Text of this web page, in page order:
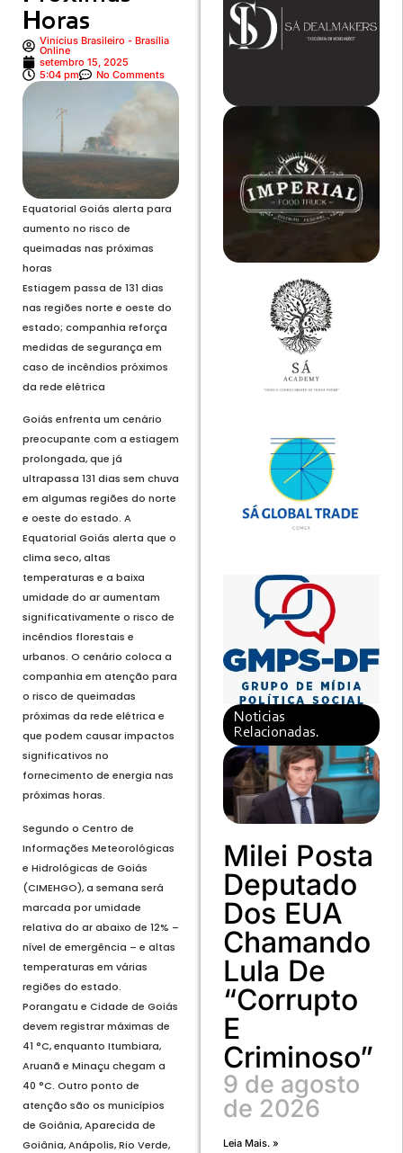
Horas
Vinícius Brasileiro - Brasília
Online
setembro 15, 2025
5:04 pm
No Comments
Equatorial Goiás alerta para
aumento no risco de
queimadas nas próximas
horas
Estiagem passa de 131 dias
nas regiões norte e oeste do
estado; companhia reforça
medidas de segurança em
caso de incêndios próximos
da rede elétrica
Goiás enfrenta um cenário
preocupante com a estiagem
prolongada, que já
ultrapassa 131 dias sem chuva
em algumas regiões do norte
e oeste do estado. A
Equatorial Goiás alerta que o
clima seco, altas
temperaturas e a baixa
umidade do ar aumentam
significativamente o risco de
incêndios florestais e
urbanos. O cenário coloca a
companhia em atenção para
o risco de queimadas
próximas da rede elétrica e
que podem causar impactos
significativos no
fornecimento de energia nas
próximas horas.
Segundo o Centro de
Informações Meteorológicas
e Hidrológicas de Goiás
(CIMEHGO), a semana será
marcada por umidade
relativa do ar abaixo de 12% –
nível de emergência – e altas
temperaturas em várias
regiões do estado.
Porangatu e Cidade de Goiás
devem registrar máximas de
41 °C, enquanto Itumbiara,
Aruanã e Minaçu chegam a
40 °C. Outro ponto de
atenção são os municípios
de Goiânia, Aparecida de
Goiânia, Anápolis, Rio Verde,
Noticias
Relacionadas.
Milei Posta
Deputado
Dos EUA
Chamando
Lula De
“corrupto
E
Criminoso”
9 de agosto
de 2026
Leia Mais. »